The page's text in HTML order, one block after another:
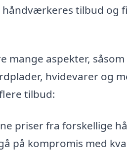
tilbud og
mange aspekter,
hvidevarer og
tilbud:
priser fra forskellige
på kompromis med